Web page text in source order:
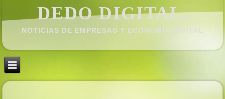
DEDO DIGITAL.
NOTICIAS DE EMPRESAS Y ECONOMÍ­A DIGITAL